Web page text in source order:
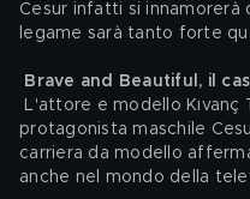
Cesur infatti si innamorerà
legame sarà tanto forte
Brave and Beautiful, il
L'attore e modello
protagonista maschile
carriera da modello
anche nel mondo della